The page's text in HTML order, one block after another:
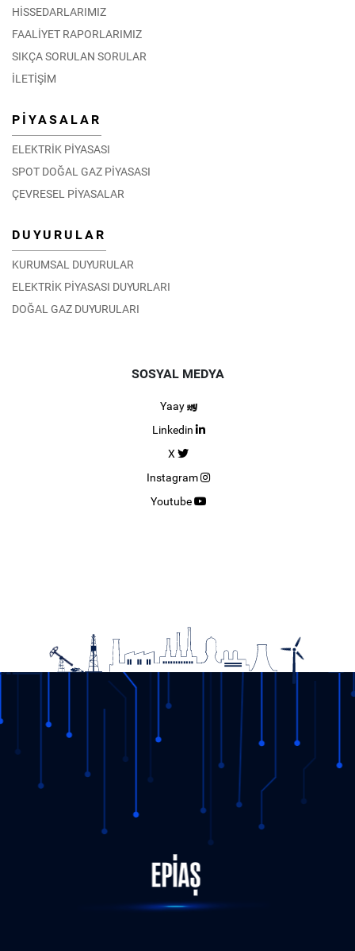
HİSSEDARLARIMIZ
FAALİYET RAPORLARIMIZ
SIKÇA SORULAN SORULAR
İLETİŞİM
PİYASALAR
ELEKTRİK PİYASASI
SPOT DOĞAL GAZ PİYASASI
ÇEVRESEL PİYASALAR
DUYURULAR
KURUMSAL DUYURULAR
ELEKTRİK PİYASASI DUYURLARI
DOĞAL GAZ DUYURULARI
SOSYAL MEDYA
Yaay
Linkedin
X
Instagram
Youtube